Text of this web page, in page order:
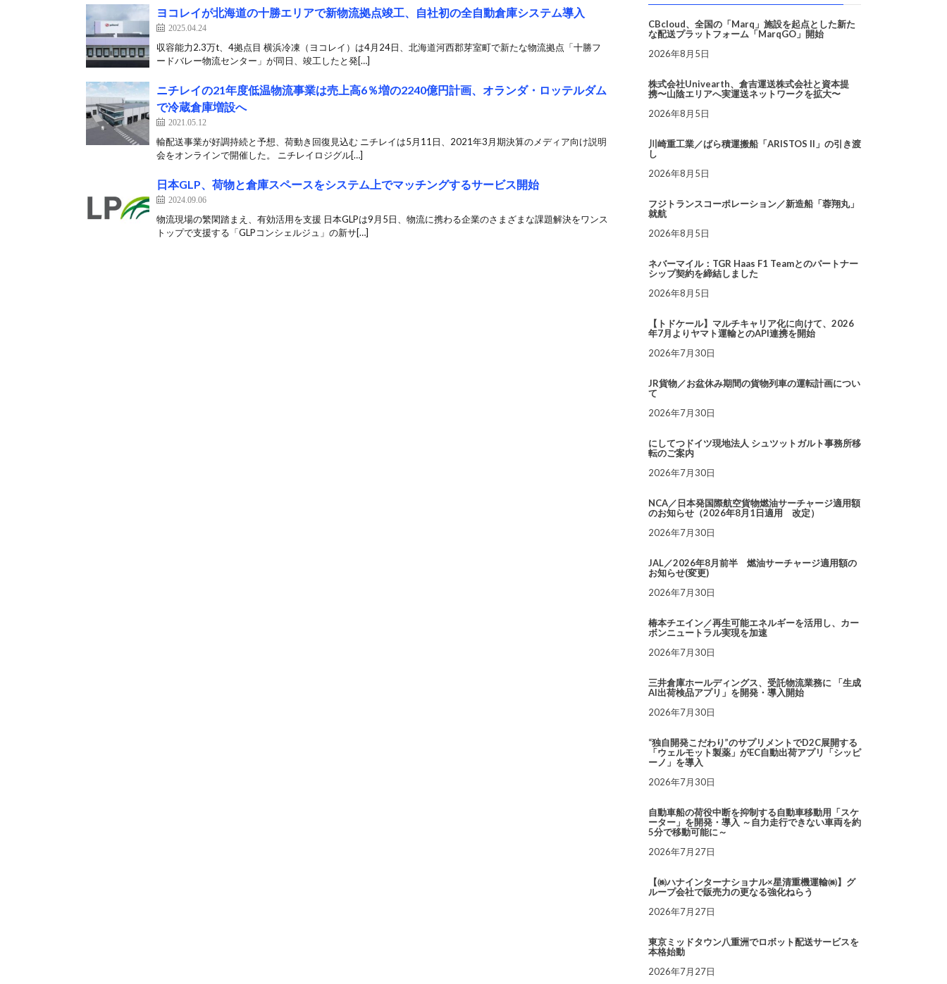
ヨコレイが北海道の十勝エリアで新物流拠点竣工、自社初の全自動倉庫システム導入
2025.04.24
収容能力2.3万t、4拠点目 横浜冷凍（ヨコレイ）は4月24日、北海道河西郡芽室町で新たな物流拠点「十勝フ
ードバレー物流センター」が同日、竣工したと発[…]
ニチレイの21年度低温物流事業は売上高6％増の2240億円計画、オランダ・ロッテルダム
で冷蔵倉庫増設へ
2021.05.12
輸配送事業が好調持続と予想、荷動き回復見込む ニチレイは5月11日、2021年3月期決算のメディア向け説明
会をオンラインで開催した。 ニチレイロジグル[…]
日本GLP、荷物と倉庫スペースをシステム上でマッチングするサービス開始
2024.09.06
物流現場の繁閑踏まえ、有効活用を支援 日本GLPは9月5日、物流に携わる企業のさまざまな課題解決をワンス
トップで支援する「GLPコンシェルジュ」の新サ[…]
CBcloud、全国の「Marq」施設を起点とした新た
な配送プラットフォーム「MarqGO」開始
2026年8月5日
株式会社Univearth、倉吉運送株式会社と資本提
携〜山陰エリアへ実運送ネットワークを拡大〜
2026年8月5日
川崎重工業／ばら積運搬船「ARISTOS II」の引き渡
し
2026年8月5日
フジトランスコーポレーション／新造船「蓉翔丸」
就航
2026年8月5日
ネバーマイル：TGR Haas F1 Teamとのパートナー
シップ契約を締結しました
2026年8月5日
【トドケール】マルチキャリア化に向けて、2026
年7月よりヤマト運輸とのAPI連携を開始
2026年7月30日
JR貨物／お盆休み期間の貨物列車の運転計画につい
て
2026年7月30日
にしてつドイツ現地法人 シュツットガルト事務所移
転のご案内
2026年7月30日
NCA／日本発国際航空貨物燃油サーチャージ適用額
のお知らせ（2026年8月1日適用 改定）
2026年7月30日
JAL／2026年8月前半 燃油サーチャージ適用額の
お知らせ(変更)
2026年7月30日
椿本チエイン／再生可能エネルギーを活用し、カー
ボンニュートラル実現を加速
2026年7月30日
三井倉庫ホールディングス、受託物流業務に 「生成
AI出荷検品アプリ」を開発・導入開始
2026年7月30日
“独自開発こだわり”のサプリメントでD2C展開する
「ウェルモット製薬」がEC自動出荷アプリ「シッピ
ーノ」を導入
2026年7月30日
自動車船の荷役中断を抑制する自動車移動用「スケ
ーター」を開発・導入 ～自力走行できない車両を約
5分で移動可能に～
2026年7月27日
【㈱ハナインターナショナル×星清重機運輸㈱】グ
ループ会社で販売力の更なる強化ねらう
2026年7月27日
東京ミッドタウン八重洲でロボット配送サービスを
本格始動
2026年7月27日